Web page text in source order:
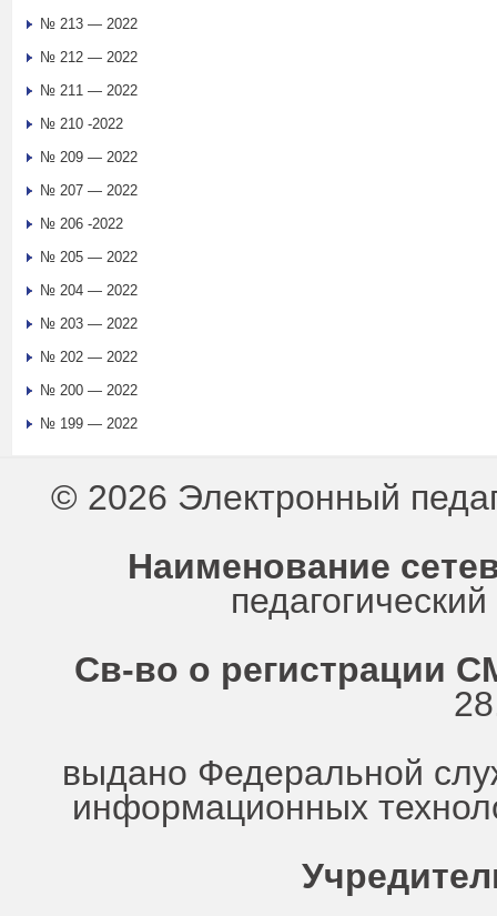
№ 213 — 2022
№ 212 — 2022
№ 211 — 2022
№ 210 -2022
№ 209 — 2022
№ 207 — 2022
№ 206 -2022
№ 205 — 2022
№ 204 — 2022
№ 203 — 2022
№ 202 — 2022
№ 200 — 2022
№ 199 — 2022
© 2026 Электронный
Наименование
Св-во о регистрации
выдано Федеральной
информационных